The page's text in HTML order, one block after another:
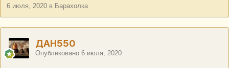
6 июля, 2020 в Барахолка
ДАН550
Опубликовано 6 июля, 2020